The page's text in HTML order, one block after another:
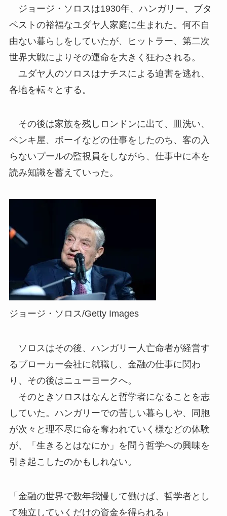
ジョージ・ソロスは1930年、ハンガリー、ブタ
ペストの裕福なユダヤ人家庭に生まれた。何不自
由ない暮らしをしていたが、ヒットラー、第二次
世界大戦によりその運命を大きく狂わされる。
ユダヤ人のソロスはナチスによる迫害を逃れ、
各地を転々とする。
その後は家族を残しロンドンに出て、皿洗い、
ペンキ屋、ボーイなどの仕事をしたのち、客の入
らないプールの監視員をしながら、仕事中に本を
読み知識を蓄えていった。
ジョージ・ソロス/Getty Images
ソロスはその後、ハンガリー人亡命者が経営す
るブローカー会社に就職し、金融の仕事に関わ
り、その後はニューヨークへ。
そのときソロスはなんと哲学者になることを志
していた。ハンガリーでの苦しい暮らしや、同胞
が次々と理不尽に命を奪われていく様などの体験
が、「生きるとはなにか」を問う哲学への興味を
引き起こしたのかもしれない。
「金融の世界で数年我慢して働けば、哲学者とし
て独立していくだけの資金を得られる」